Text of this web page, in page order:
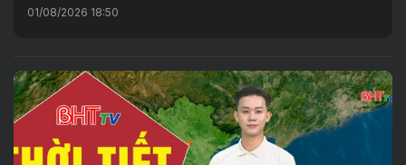
01/08/2026 18:50